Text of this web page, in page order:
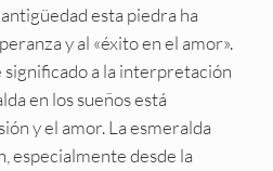
esta piedra ha
y al «éxito en el amor».
a la interpretación
en los sueños está
y el amor. La esmeralda
especialmente desde la